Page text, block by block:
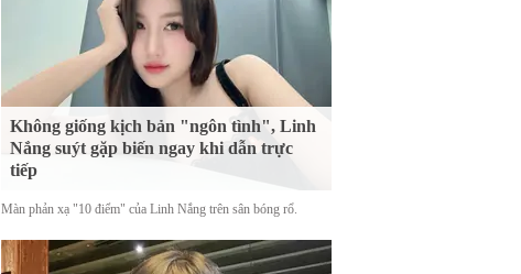
Không giống kịch bản "ngôn tình", Linh
Nắng suýt gặp biến ngay khi dẫn trực
tiếp
Màn phản xạ "10 điểm" của Linh Nắng trên sân bóng rổ.